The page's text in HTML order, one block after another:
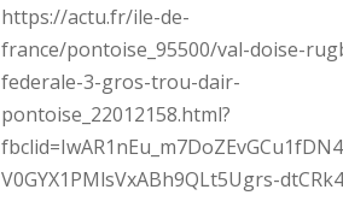
https://actu.fr/ile-de-
france/pontoise_95500/val-doise-
federale-3-gros-trou-dair-
pontoise_22012158.html?
V0GYX1PMlsVxABh9QLt5Ugrs-